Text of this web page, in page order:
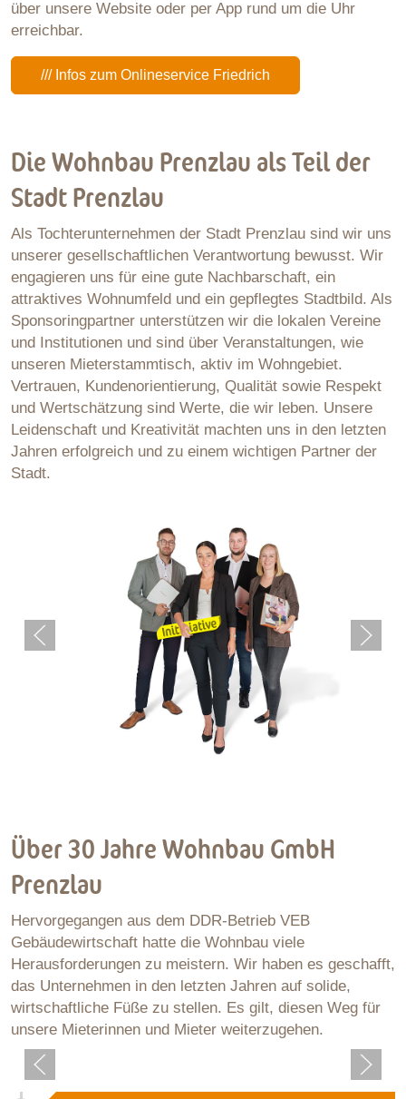
über unsere Website oder per App rund um die Uhr
erreichbar.
/// Infos zum Onlineservice Friedrich
Die Wohnbau Prenzlau als Teil der
Stadt Prenzlau
Als Tochterunternehmen der Stadt Prenzlau sind wir uns
unserer gesellschaftlichen Verantwortung bewusst. Wir
engagieren uns für eine gute Nachbarschaft, ein
attraktives Wohnumfeld und ein gepflegtes Stadtbild. Als
Sponsoringpartner unterstützen wir die lokalen Vereine
und Institutionen und sind über Veranstaltungen, wie
unseren Mieterstammtisch, aktiv im Wohngebiet.
Vertrauen, Kundenorientierung, Qualität sowie Respekt
und Wertschätzung sind Werte, die wir leben. Unsere
Leidenschaft und Kreativität machten uns in den letzten
Jahren erfolgreich und zu einem wichtigen Partner der
Stadt.
Über 30 Jahre Wohnbau GmbH
Prenzlau
Hervorgegangen aus dem DDR-Betrieb VEB
Gebäudewirtschaft hatte die Wohnbau viele
Herausforderungen zu meistern. Wir haben es geschafft,
das Unternehmen in den letzten Jahren auf solide,
wirtschaftliche Füße zu stellen. Es gilt, diesen Weg für
unsere Mieterinnen und Mieter weiterzugehen.